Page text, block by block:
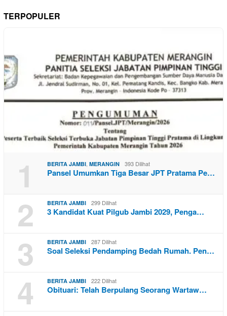
TERPOPULER
1 BERITA JAMBI, MERANGIN 393 Dilihat
Pansel Umumkan Tiga Besar JPT Pratama Pe…
2 BERITA JAMBI 299 Dilihat
3 Kandidat Kuat Pilgub Jambi 2029, Penga…
3 BERITA JAMBI 287 Dilihat
Soal Seleksi Pendamping Bedah Rumah. Pen…
4 BERITA JAMBI 222 Dilihat
Obituari: Telah Berpulang Seorang Wartaw…